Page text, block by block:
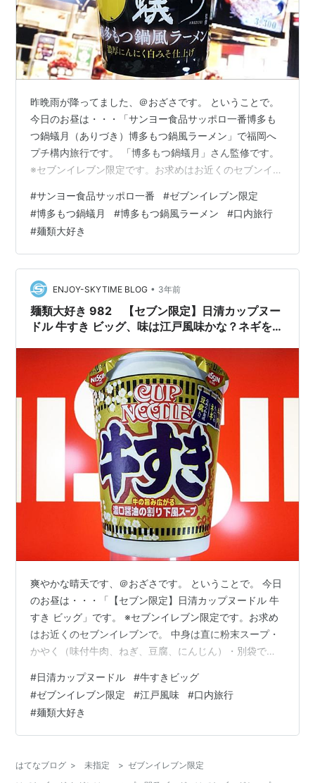
昨晩雨が降ってました、＠おざさです。 ということで。
今日のお昼は・・・「サンヨー食品サッポロ一番博多も
つ鍋蟻月（ありづき）博多もつ鍋風ラーメン」で福岡へ
プチ構内旅行です。 「博多もつ鍋蟻月」さん監修です。
※セブンイレブン限定です。お求めはお近くのセブンイレ
揚げたモツがあったので入れてみましょう。 背景は福岡
の「ららぽーと博多」内のフードコート店です。 中身は
直に粉末スープ・液体スープ・調味油・かやく（キャベ
ツ・ニラ・ごぼう・鶏だんご・唐辛子）が入ってます。
麺は極太麺です。 揚げモツはカリカリなので先に入れ、
にんにく・味の素少々入れ熱湯5…
#サンヨー食品サッポロ一番 #ゼブンイレブン限定
#博多もつ鍋蟻月 #博多もつ鍋風ラーメン #口内旅行
#麺類大好き
ENJOY-SKYTIME BLOG • 3年前
麺類大好き 982 【セブン限定】日清カップヌー
ドル 牛すき ビッグ、味は江戸風味かな？ネギを沢
爽やかな晴天です、＠おざさです。 ということで。 今日
のお昼は・・・「【セブン限定】日清カップヌードル 牛
すき ビッグ」です。 ※セブンイレブン限定です。お求め
はお近くのセブンイレブンで。 中身は直に粉末スープ・
かやく（味付牛肉、ねぎ、豆腐、にんじん）・別袋で
ヌードルの太い方の麺？です。 にんにくを少々入れ熱湯
3分ですが2分程度であけ、オリーブオイル・カットネギ
多め・紅生姜を飾りいただきます。 これはなんとなく江
戸風味？な、牛すき感溢れる美味しいスープです。 特に
が広がります。 大きいネギと本格…
#日清カップヌードル #牛すきビッグ
#ゼブンイレブン限定 #江戸風味 #口内旅行
#麺類大好き
はてなブログ > 未指定 > ゼブンイレブン限定